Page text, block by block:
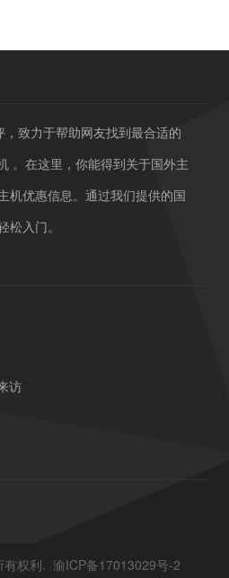
致力于帮助网友找到最合适的
。在这里，你能得到关于国外主
机优惠信息。通过我们提供的国
入门。
访
有权利.渝ICP备17013029号-2